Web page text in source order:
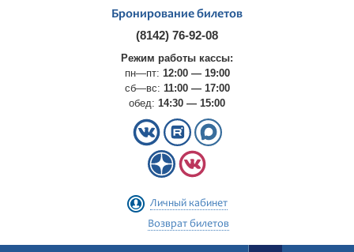
Бронирование билетов
(8142) 76-92-08
Режим работы кассы:
пн—пт: 12:00 — 19:00
сб—вс: 11:00 — 17:00
обед: 14:30 — 15:00
Личный кабинет
Возврат билетов